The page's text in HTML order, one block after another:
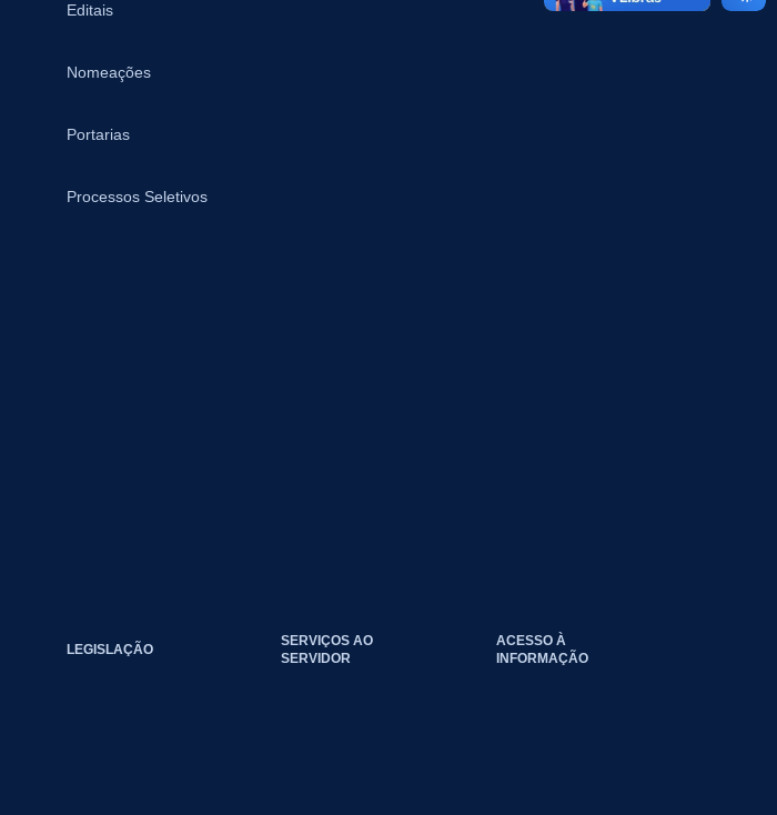
Editais
Nomeações
Portarias
Processos Seletivos
LEGISLAÇÃO
SERVIÇOS AO
SERVIDOR
ACESSO À
INFORMAÇÃO